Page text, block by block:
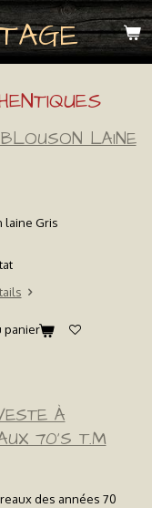
LAINE
laine Gris
panier
À
70'S T.M
des années 70